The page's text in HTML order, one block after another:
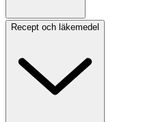
Recept och läkemedel